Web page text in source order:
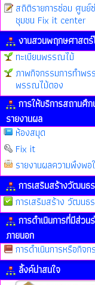
สถิติรายการซ่อม ศูนย์
ชุมชน Fix it center
งานสวนพฤกษศาสตร์
ทะเบียนพรรณไม้
ภาพกิจกรรมการทำพ
พรรณไม้ดอง
การให้บริการสถานศึ
รายงานผล
ห้องสมุด
Fix it
รายงานผลความพึงพอ
การเสริมสร้างวัฒนธ
การเสริมสร้าง วัฒนธ
การดำเนินการที่มีส่ว
ภายนอก
การดำเนินการหรือกิจก
ลิ้งค์น่าสนใจ